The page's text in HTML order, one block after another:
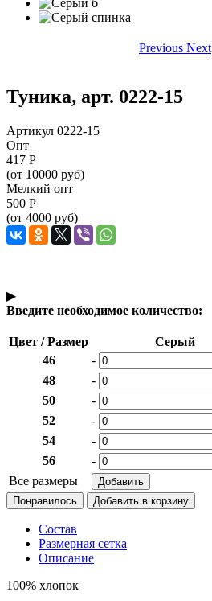
Previous Next
Туника, арт. 0222-15
Артикул 0222-15
Опт
417 Р
(от 10000 руб)
Мелкий опт
500 Р
(от 4000 руб)
▶
Введите необходимое количество:
Цвет / Размер
Серый
46
-
48
-
50
-
52
-
54
-
56
-
Все размеры
Понравилось
Состав
Размерная сетка
Описание
100% хлопок